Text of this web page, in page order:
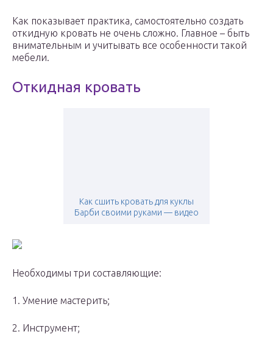
Как показывает практика, самостоятельно создать
откидную кровать не очень сложно. Главное – быть
внимательным и учитывать все особенности такой
мебели.
Откидная кровать
Как сшить кровать для куклы
Барби своими руками — видео
Необходимы три составляющие:
1. Умение мастерить;
2. Инструмент;